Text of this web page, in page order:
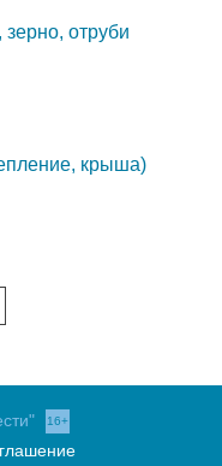
отруби
крыша)
16+